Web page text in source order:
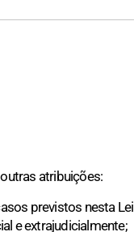
atribuições:
previstos nesta
e extrajudicialmente;